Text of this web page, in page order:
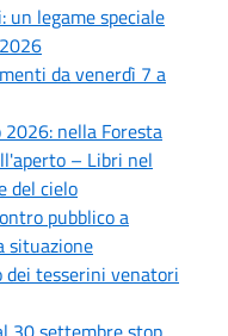
un legame speciale
da venerdì 7 a
nella Foresta
– Libri nel
del cielo
pubblico a
situazione
dei tesserini venatori